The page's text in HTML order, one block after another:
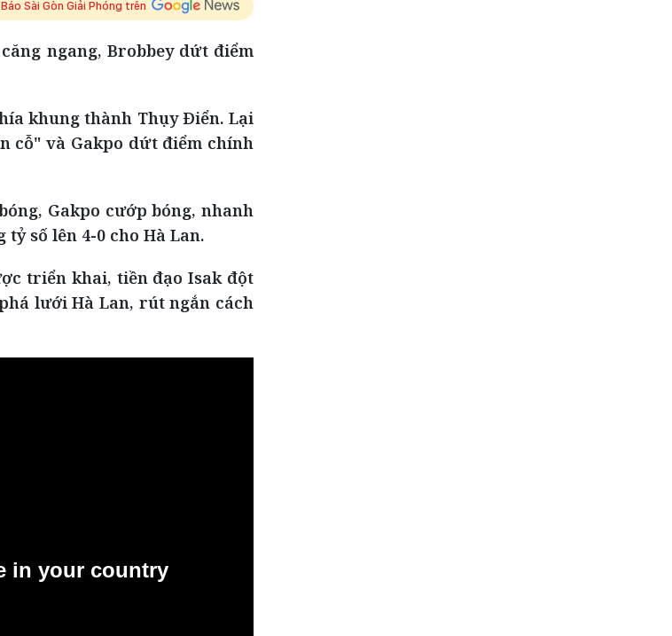
Sài Gòn Giải Phóng trên
ngang, Brobbey dứt điểm
khung thành Thụy Điển. Lại
cỗ" và Gakpo dứt điểm chính
Gakpo cướp bóng, nhanh
số lên 4-0 cho Hà Lan.
triển khai, tiền đạo Isak đột
lưới Hà Lan, rút ngắn cách